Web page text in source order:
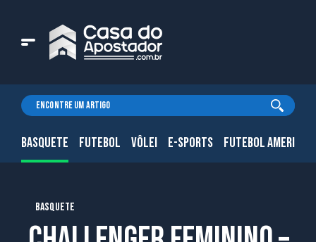
BASQUETE FUTEBOL VÔLEI E-SPORTS FUTEBOL
BASQUETE